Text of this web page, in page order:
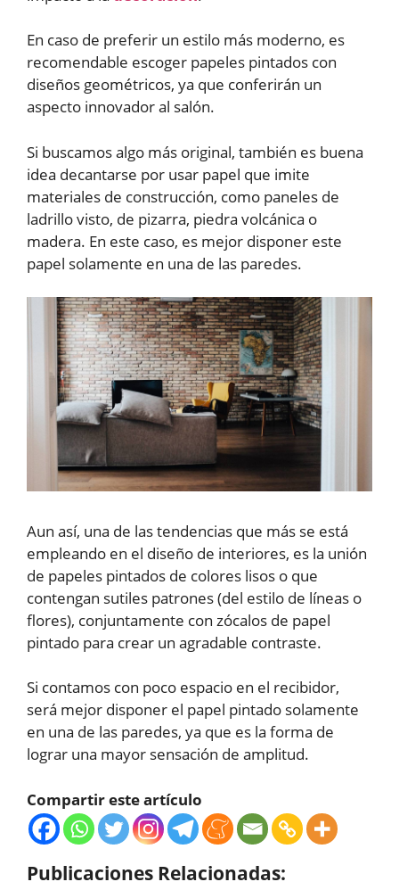
En caso de preferir un estilo más moderno, es
recomendable escoger papeles pintados con
diseños geométricos, ya que conferirán un
aspecto innovador al salón.
Si buscamos algo más original, también es buena
idea decantarse por usar papel que imite
materiales de construcción, como paneles de
ladrillo visto, de pizarra, piedra volcánica o
madera. En este caso, es mejor disponer este
papel solamente en una de las paredes.
Aun así, una de las tendencias que más se está
empleando en el diseño de interiores, es la unión
de papeles pintados de colores lisos o que
contengan sutiles patrones (del estilo de líneas o
flores), conjuntamente con zócalos de papel
pintado para crear un agradable contraste.
Si contamos con poco espacio en el recibidor,
será mejor disponer el papel pintado solamente
en una de las paredes, ya que es la forma de
lograr una mayor sensación de amplitud.
Compartir este artículo
Publicaciones Relacionadas: